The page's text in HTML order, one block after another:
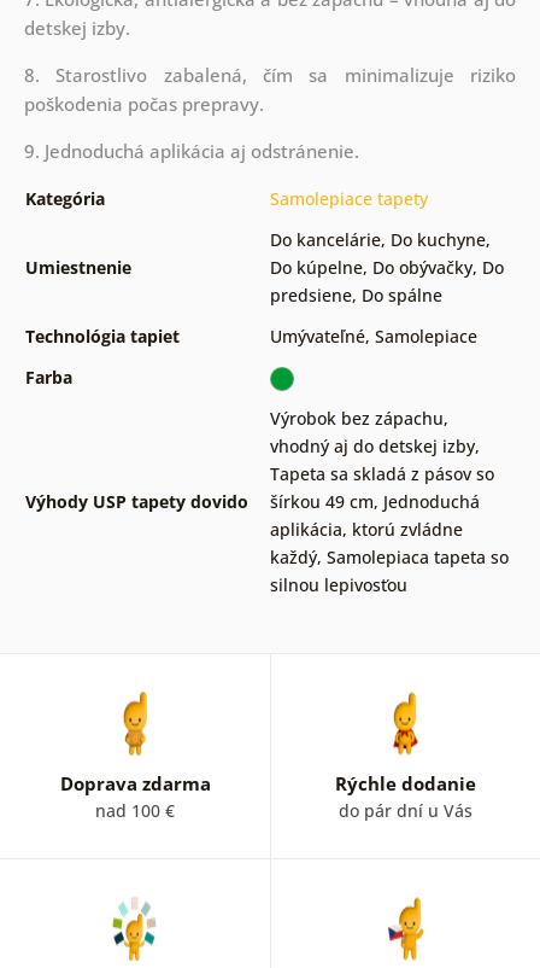
detskej izby.
8. Starostlivo zabalená, čím sa minimalizuje riziko
poškodenia počas prepravy.
9. Jednoduchá aplikácia aj odstránenie.
Kategória Samolepiace tapety
Umiestnenie
Do kancelárie, Do kuchyne,
Do kúpelne, Do obývačky, Do
predsiene, Do spálne
Technológia tapiet
Umývateľné, Samolepiace
Farba
Výhody USP tapety dovido
Výrobok bez zápachu,
vhodný aj do detskej izby,
Tapeta sa skladá z pásov so
šírkou 49 cm, Jednoduchá
aplikácia, ktorú zvládne
každý, Samolepiaca tapeta so
silnou lepivosťou
Doprava zdarma
nad 100 €
Rýchle dodanie
do pár dní u Vás